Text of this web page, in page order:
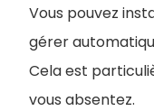
Vous pouvez
gérer
Cela est
vous absentez.